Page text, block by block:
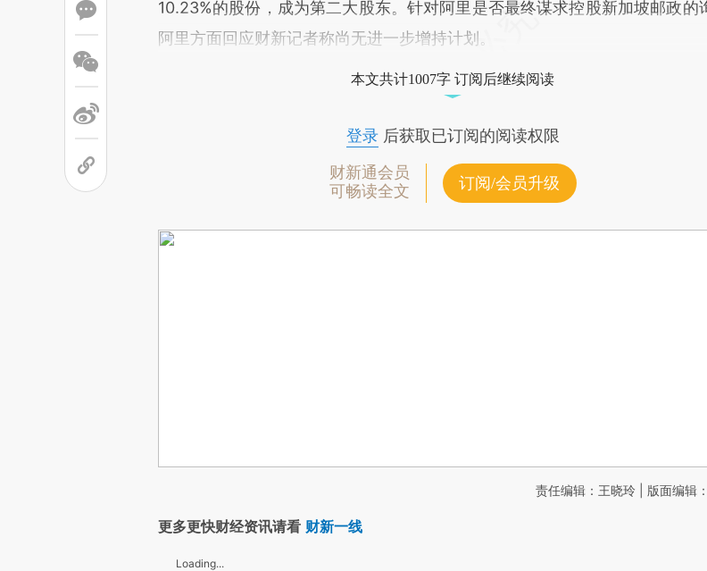
10.23%的股份，成为第二大股东。针对阿里是否最终谋求控股新加坡邮政的
阿里方面回应财新记者称尚无进一步增持计划。
本文共计1007字 订阅后继续阅读
登录后获取已订阅的阅读权限
财新通会员
可畅读全文
订阅/会员升级
责任编辑：王晓玲 | 版面编辑
更多更快财经资讯请看 财新一线
Loading...